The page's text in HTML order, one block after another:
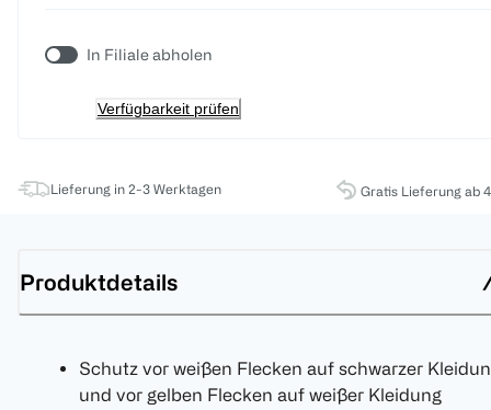
In Filiale abholen
Verfügbarkeit prüfen
Lieferung in 2-3 Werktagen Gratis Lieferung ab
Produktdetails
Schutz vor weißen Flecken auf schwarzer
und vor gelben Flecken auf weißer Kleidung